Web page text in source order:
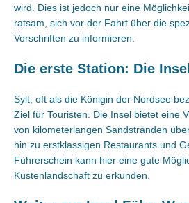
wird. Dies ist jedoch nur eine
ratsam, sich vor der Fahrt über die
Vorschriften zu informieren.
Die erste Station: Die
Sylt, oft als die Königin der Nordsee
Ziel für Touristen. Die Insel bietet eine
von kilometerlangen Sandstränden
hin zu erstklassigen Restaurants und
Führerschein kann hier eine gute
Küstenlandschaft zu erkunden.